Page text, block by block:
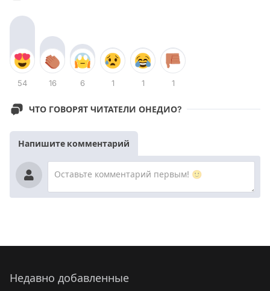
54 16 6 1 1 1
ЧТО ГОВОРЯТ ЧИТАТЕЛИ ОНЕДИО?
Напишите комментарий
Недавно добавленные